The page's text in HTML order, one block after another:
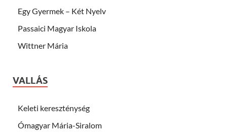
Egy Gyermek – Két Nyelv
Passaici Magyar Iskola
Wittner Mária
VALLÁS
Keleti kereszténység
Ómagyar Mária-Siralom